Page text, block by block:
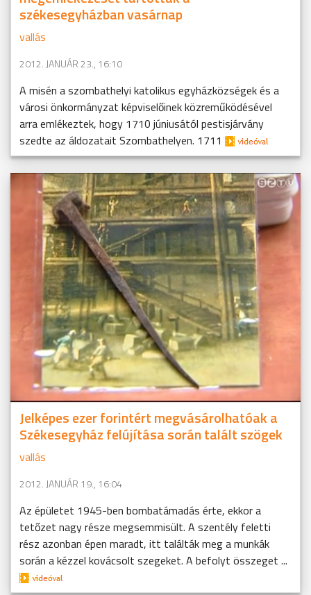
székesegyházban vasárnap
vallás
2012. JANUÁR 23., 16:10
A misén a szombathelyi katolikus egyházközségek és a
városi önkormányzat képviselőinek közreműködésével
arra emlékeztek, hogy 1710 júniusától pestisjárvány
szedte az áldozatait Szombathelyen. 1711
Jelképes ezer forintért megvásárolhatóak a
Székesegyház felújítása során talált szögek
vallás
2012. JANUÁR 19., 16:04
Az épületet 1945-ben bombatámadás érte, ekkor a
tetőzet nagy része megsemmisült. A szentély feletti
rész azonban épen maradt, itt találták meg a munkák
során a kézzel kovácsolt szegeket. A befolyt összeget ...